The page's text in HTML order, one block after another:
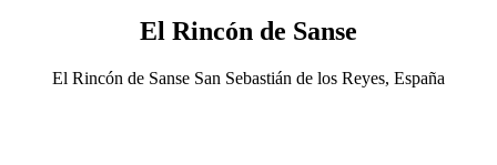
El Rincón de Sanse
El Rincón de Sanse San Sebastián de los Reyes, España